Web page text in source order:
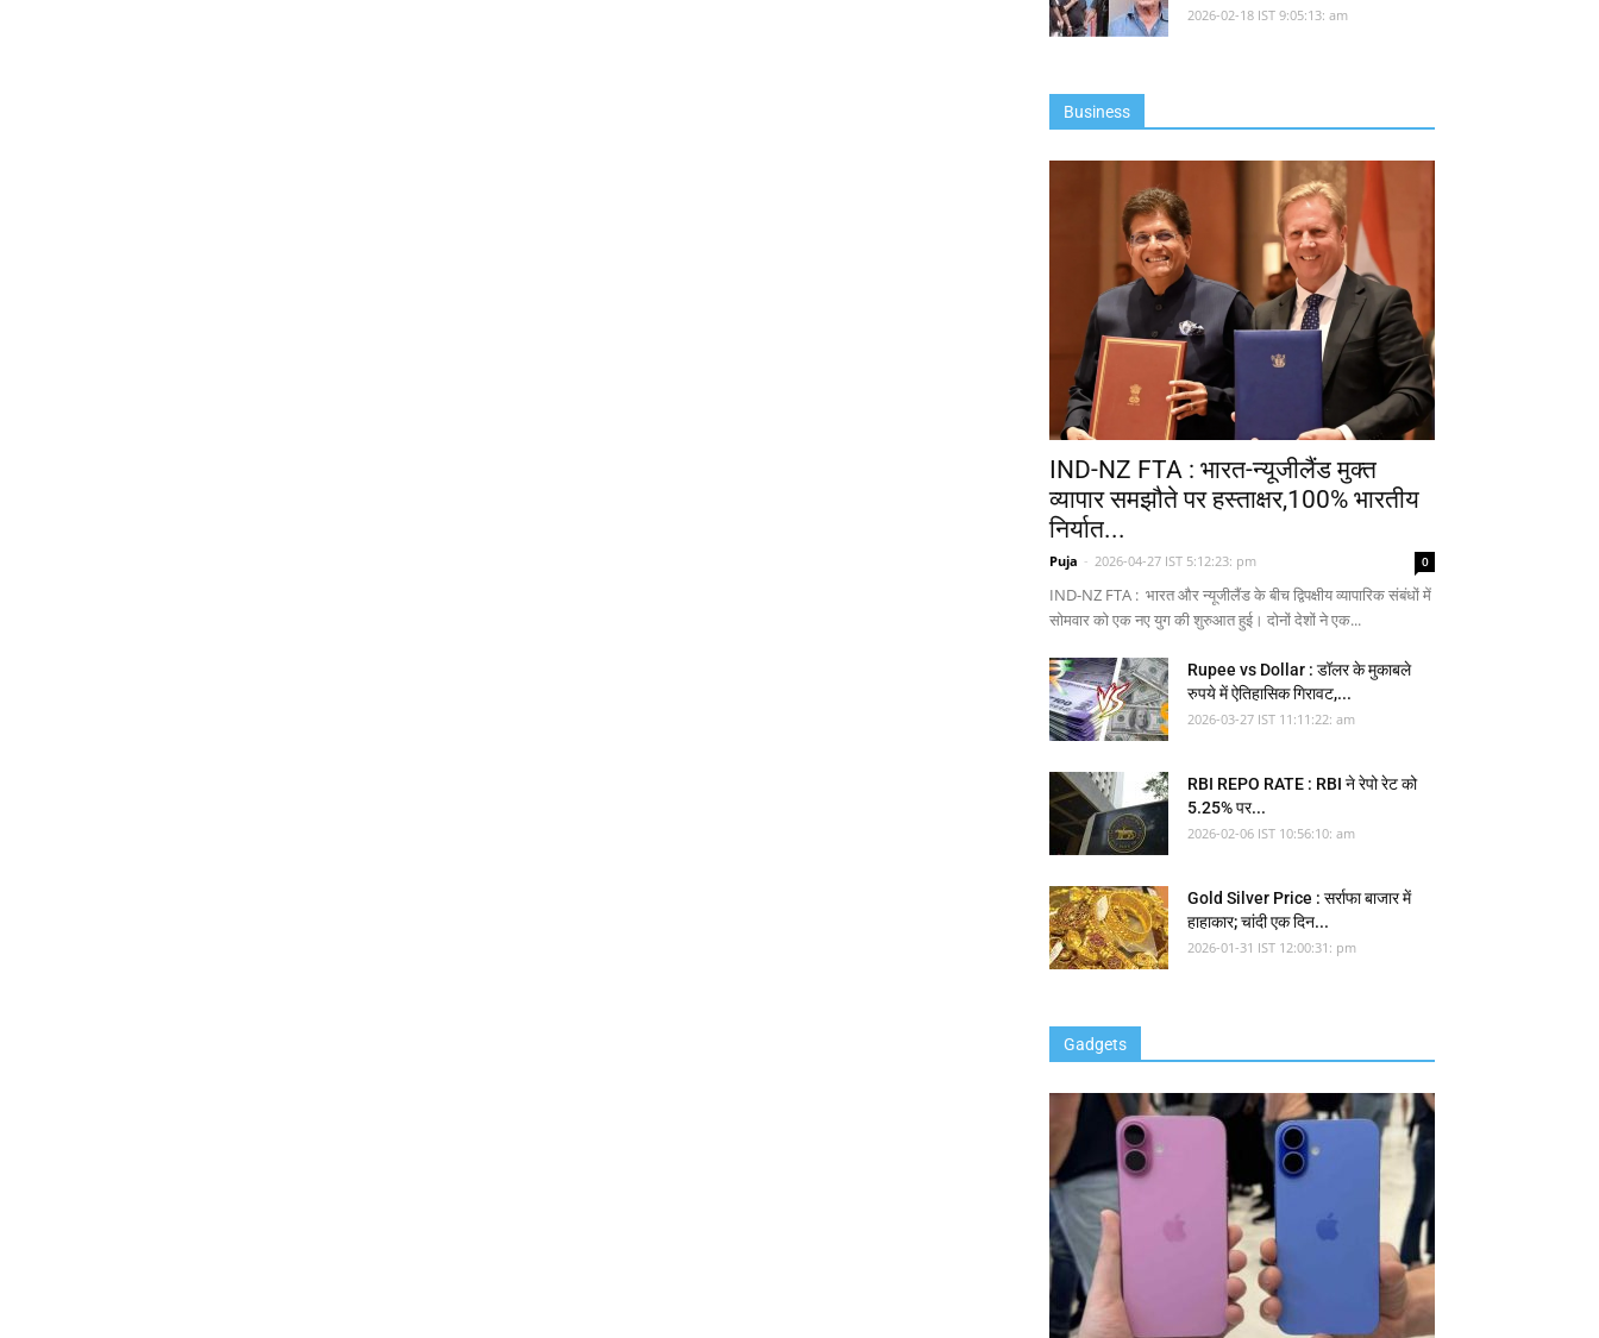
2026-02-18 IST 9:05:13: am
Business
IND-NZ FTA : भारत-न्यूजीलैंड मुक्त
व्यापार समझौते पर हस्ताक्षर,100% भारतीय
निर्यात...
Puja - 2026-04-27 IST 5:12:23: pm 0
IND-NZ FTA : भारत और न्यूजीलैंड के बीच द्विपक्षीय व्यापारिक संबंधों में
सोमवार को एक नए युग की शुरुआत हुई। दोनों देशों ने एक...
Rupee vs Dollar : डॉलर के मुकाबले
रुपये में ऐतिहासिक गिरावट,...
2026-03-27 IST 11:11:22: am
RBI REPO RATE : RBI ने रेपो रेट को
5.25% पर...
2026-02-06 IST 10:56:10: am
Gold Silver Price : सर्राफा बाजार में
हाहाकार; चांदी एक दिन...
2026-01-31 IST 12:00:31: pm
Gadgets